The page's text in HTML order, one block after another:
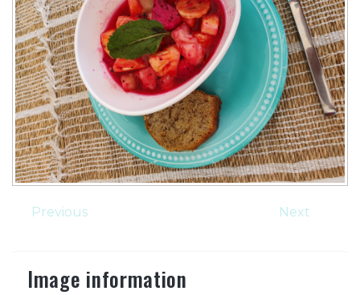
Previous Next
Image information